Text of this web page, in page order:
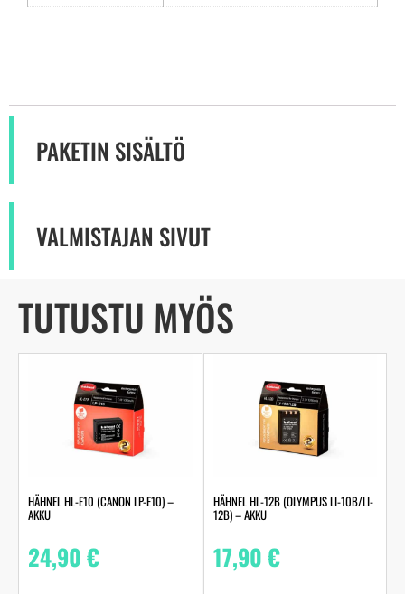
PAKETIN SISÄLTÖ
VALMISTAJAN SIVUT
TUTUSTU MYÖS
HÄHNEL HL-E10 (CANON LP-E10) –
AKKU
24,90€
HÄHNEL HL-12B (OLYMPUS LI-10B/LI-
12B) – AKKU
17,90€